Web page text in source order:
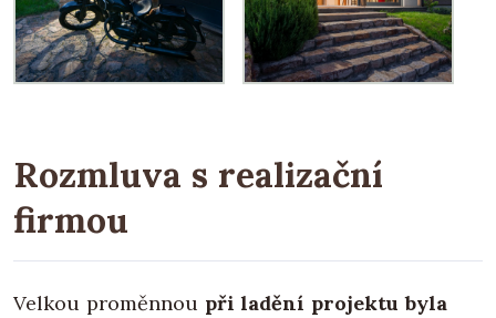
Rozmluva s realizační
firmou
Velkou proměnnou při ladění projektu byla